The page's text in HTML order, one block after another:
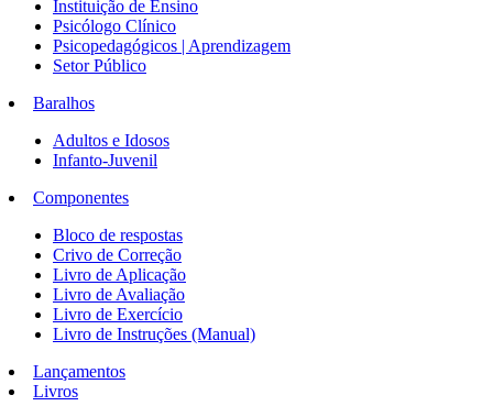
Instituição de Ensino
Psicólogo Clínico
Psicopedagógicos | Aprendizagem
Setor Público
Baralhos
Adultos e Idosos
Infanto-Juvenil
Componentes
Bloco de respostas
Crivo de Correção
Livro de Aplicação
Livro de Avaliação
Livro de Exercício
Livro de Instruções (Manual)
Lançamentos
Livros